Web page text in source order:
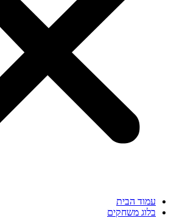
עמוד הבית
בלוג משחקים